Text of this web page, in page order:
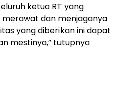
ketua RT yang
dan menjaganya
yang diberikan ini dapat
mestinya,” tutupnya